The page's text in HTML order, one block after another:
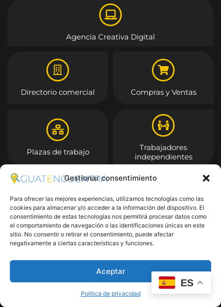
Gestionar consentimiento
Para ofrecer las mejores experiencias, utilizamos tecnologías como las
cookies para almacenar y/o acceder a la información del dispositivo. El
consentimiento de estas tecnologías nos permitirá procesar datos como
el comportamiento de navegación o las identificaciones únicas en este
sitio. No consentir o retirar el consentimiento, puede afectar
negativamente a ciertas características y funciones.
Aceptar
Política de privacidad
Agencia Creativa Digital
Directorio comercial Compras y Ventas
Plazas de trabajo
Trabajadores
independientes
Entrar
ES